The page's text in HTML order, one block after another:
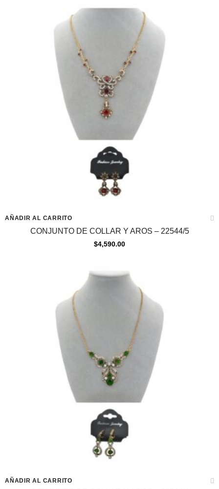
AÑADIR AL CARRITO
CONJUNTO DE COLLAR Y AROS – 22544/5
$4,590.00
AÑADIR AL CARRITO